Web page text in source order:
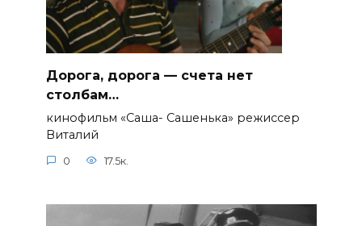
Дорога, дорога — счета нет
столбам…
кинофильм «Саша- Сашенька» режиссер
Виталий
0 17.5к.